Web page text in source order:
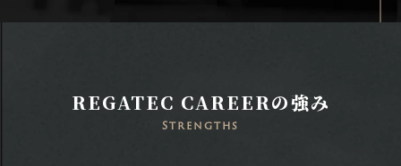
REGATEC CAREERの強み
Strengths